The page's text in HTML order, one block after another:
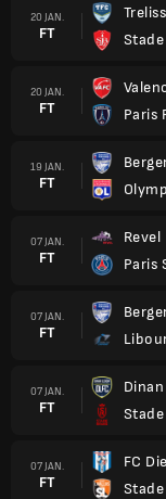
20 JAN.
FT
20 JAN.
FT
Paris
19 JAN.
FT
07 JAN.
FT
Revel
Paris
07 JAN.
FT
07 JAN.
FT
Stade
07 JAN.
FT
FC